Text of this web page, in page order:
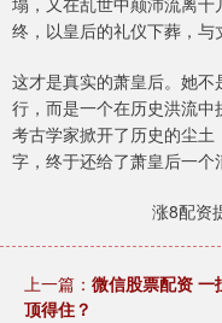
终，以皇后的礼仪下葬，与
这才是真实的萧皇后。她
行，而是一个在历史洪流中
考古学家掀开了历史的尘土
字，终于还给了萧皇后一个
涨8配资
上一篇： 微信股票配资 一
顶得住？